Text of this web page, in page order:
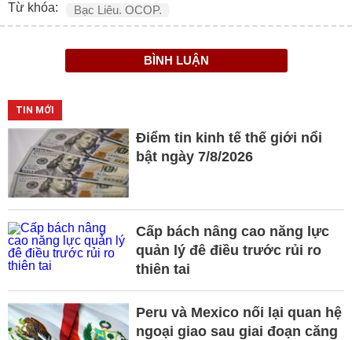
Từ khóa: Bạc Liêu. OCOP.
BÌNH LUẬN
TIN MỚI
Điểm tin kinh tế thế giới nổi
bật ngày 7/8/2026
Cấp bách nâng cao năng lực
quản lý đê điều trước rủi ro
thiên tai
Peru và Mexico nối lại quan hệ
ngoại giao sau giai đoạn căng